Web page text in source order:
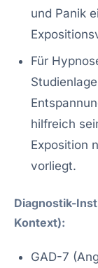
und Panik
Für
hilfreich
Exposition
vorliegt.
Diagnostik-
Kontext):
GAD-7